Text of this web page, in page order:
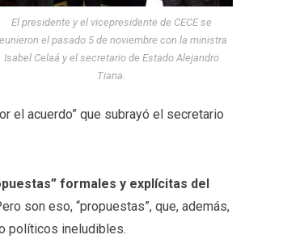
El presidente y el vicepresidente de CECE se
el pasado 5 de noviembre con la ministra
Isabel Celaá y el secretario de Estado Alejandro
Tiana.
el acuerdo” que subrayó el secretario
formales y explícitas del
son eso, “propuestas”, que, además,
políticos ineludibles.